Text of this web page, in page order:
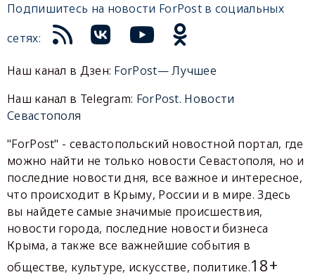
Подпишитесь на новости ForPost в социальных
сетях:
Наш канал в Дзен: ForPost— Лучшее
Наш канал в Telegram: ForPost. Новости
Севастополя
"ForPost" - севастопольский новостной портал, где
можно найти не только новости Севастополя, но и
последние новости дня, все важное и интересное,
что происходит в Крыму, России и в мире. Здесь
вы найдете самые значимые происшествия,
новости города, последние новости бизнеса
Крыма, а также все важнейшие события в
обществе, культуре, искусстве, политике.18+